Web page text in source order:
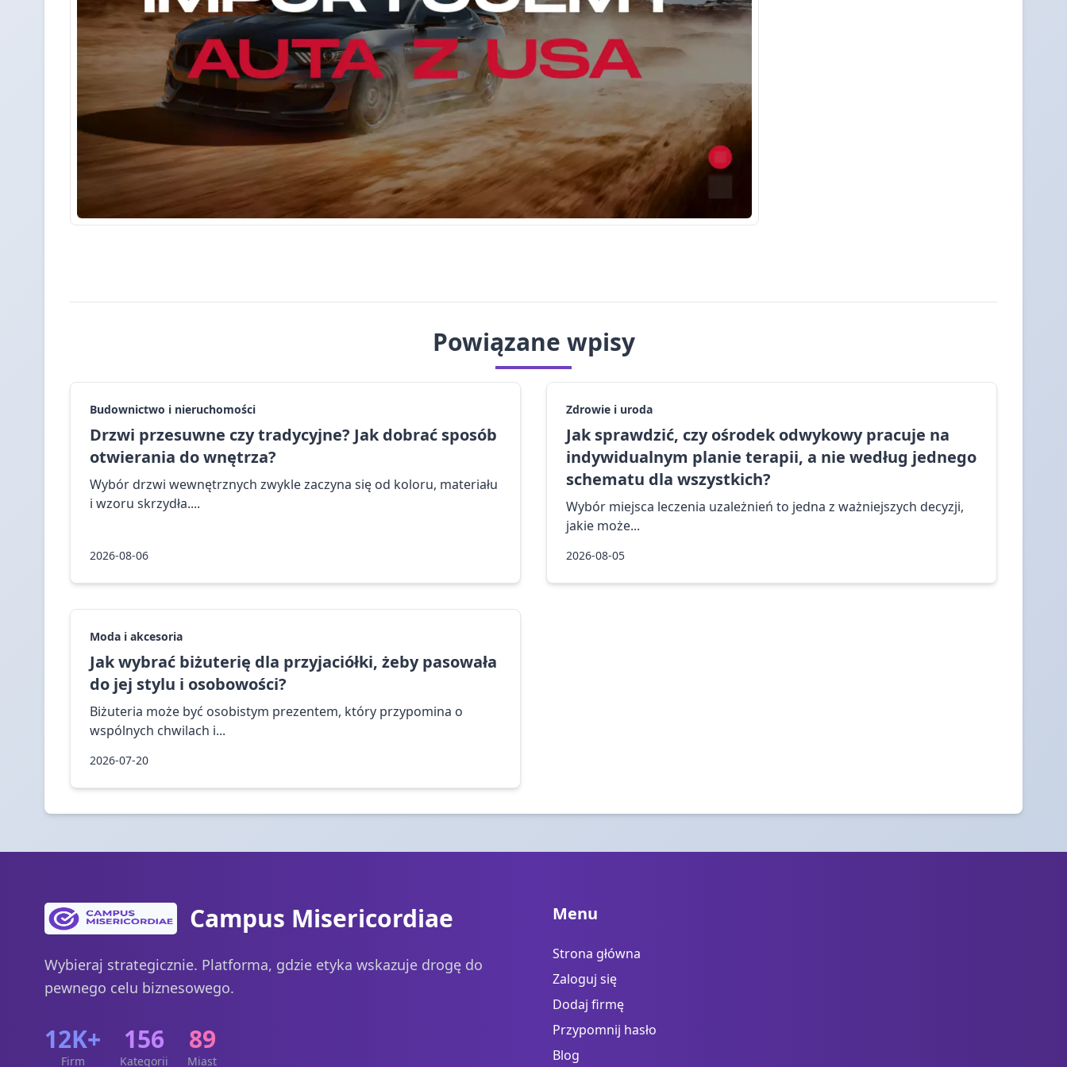
Powiązane wpisy
Budownictwo i nieruchomości
Drzwi przesuwne czy tradycyjne? Jak dobrać sposób
otwierania do wnętrza?
Wybór drzwi wewnętrznych zwykle zaczyna się od koloru, materiału
i wzoru skrzydła....
2026-08-06
Zdrowie i uroda
Jak sprawdzić, czy ośrodek odwykowy pracuje na
indywidualnym planie terapii, a nie według jednego
schematu dla wszystkich?
Wybór miejsca leczenia uzależnień to jedna z ważniejszych decyzji,
jakie może...
2026-08-05
Moda i akcesoria
Jak wybrać biżuterię dla przyjaciółki, żeby pasowała
do jej stylu i osobowości?
Biżuteria może być osobistym prezentem, który przypomina o
wspólnych chwilach i...
2026-07-20
Campus Misericordiae
Wybieraj strategicznie. Platforma, gdzie etyka wskazuje drogę do
pewnego celu biznesowego.
12K+
Firm
156
Kategorii
89
Miast
Menu
Strona główna
Zaloguj się
Dodaj firmę
Przypomnij hasło
Blog